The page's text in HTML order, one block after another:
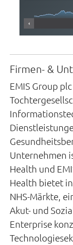
Firmen- &
EMIS Group
Unternehmen
Health und
Health bietet
NHS-Märkte,
Akut- und
Enterprise